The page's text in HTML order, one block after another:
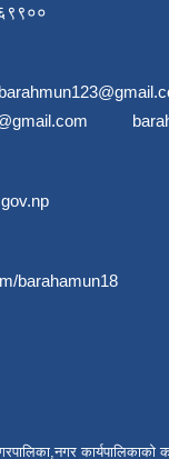
barahamun18
कार्यपालिकाको